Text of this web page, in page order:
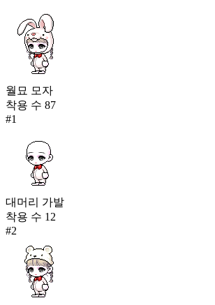
월묘 모자
착용 수 87
#1
대머리 가발
착용 수 12
#2